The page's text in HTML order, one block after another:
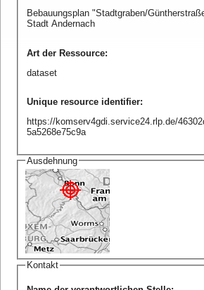
Bebauungsplan "Stadtgraben/
Stadt Andernach
Art der Ressource:
dataset
Unique resource identifier:
https://komserv4gdi.service24.rlp.de/
5a5268e75c9a
Ausdehnung
Kontakt